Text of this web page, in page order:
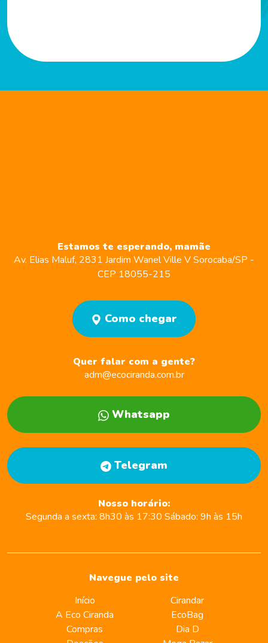
Navegue pelo site
Início
A Eco Ciranda
Compras
Cirandar
EcoBag
Dia D
Quer falar com a gente?
adm@ecociranda.com.br
Whatsapp
Telegram
Nosso horário:
Segunda a sexta: 8h30 às 17:30 Sábado: 9h às 15h
Estamos te esperando, mamãe
Av. Elias Maluf, 2831 Jardim Wanel Ville VSorocaba/SP -
CEP 18055-215
Como chegar